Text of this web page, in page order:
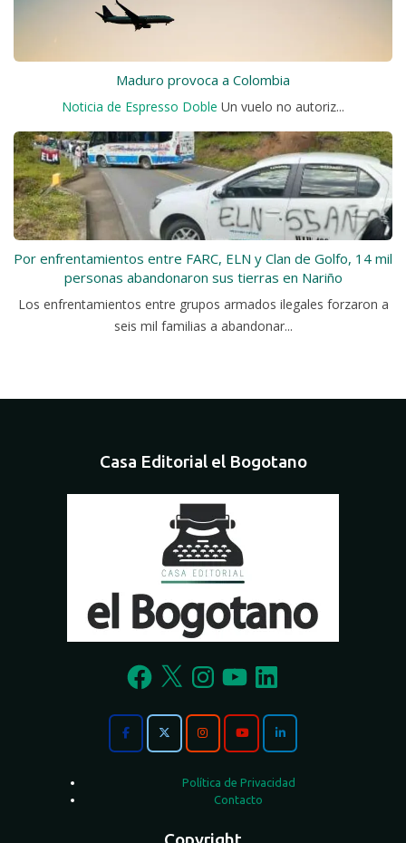
Maduro provoca a Colombia
Noticia de Espresso Doble Un vuelo no autoriz...
Por enfrentamientos entre FARC, ELN y Clan de Golfo, 14 mil
personas abandonaron sus tierras en Nariño
Los enfrentamientos entre grupos armados ilegales forzaron a
seis mil familias a abandonar...
Casa Editorial el Bogotano
Facebook
X InstagramYouTubeLinkedIn
Política de Privacidad
Contacto